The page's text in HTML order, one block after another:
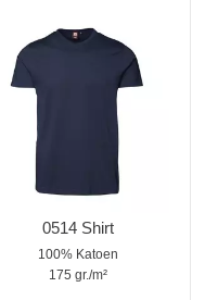
0514 Shirt
100% Katoen
175 gr./m²